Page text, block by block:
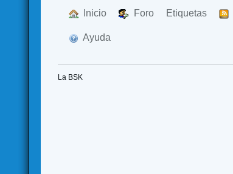
Inicio Foro Etiquetas
Ayuda
La BSK